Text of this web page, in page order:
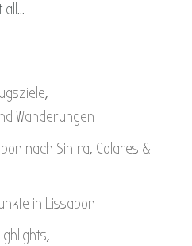
Wanderungen
nach Sintra, Colares &
in Lissabon